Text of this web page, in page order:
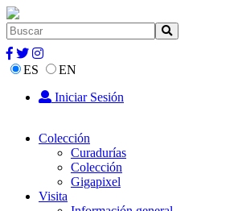
ES
EN
Iniciar Sesión
Colección
Curadurías
Colección
Gigapixel
Visita